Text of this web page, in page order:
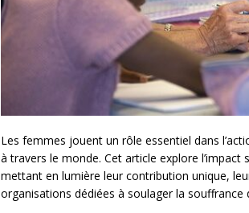
Les femmes jouent un rôle essentiel dans
à travers le monde. Cet article explore
mettant en lumière leur contribution unique,
organisations dédiées à soulager la souffrance